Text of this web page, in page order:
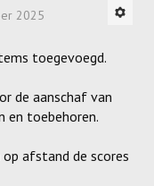
2025
toegevoegd.
de aanschaf van
en toebehoren.
afstand de scores